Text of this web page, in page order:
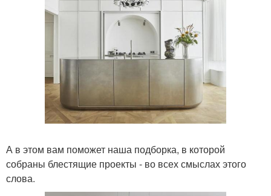
А в этом вам поможет наша подборка, в которой
собраны блестящие проекты - во всех смыслах этого
слова.